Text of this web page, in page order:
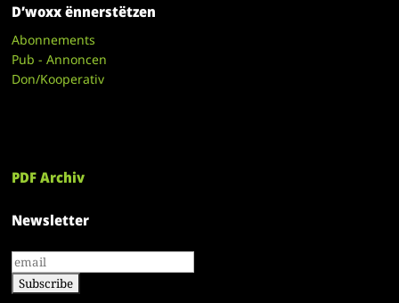
D’woxx ënnerstëtzen
Abonnements
Pub - Annoncen
Don/Kooperativ
PDF Archiv
Newsletter